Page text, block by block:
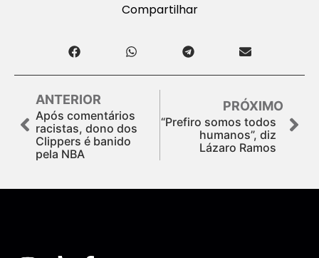
Compartilhar
ANTERIOR
Após comentários
racistas, dono dos
Clippers é banido
pela NBA
PRÓXIMO
“Prefiro somos todos
humanos”, diz
Lázaro Ramos